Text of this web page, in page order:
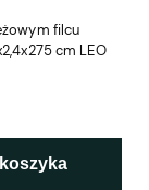
filcu
cm LEO